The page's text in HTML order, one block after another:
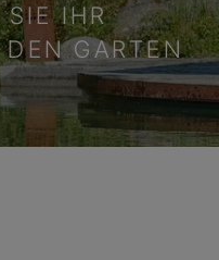
SIE IHR
GARTEN